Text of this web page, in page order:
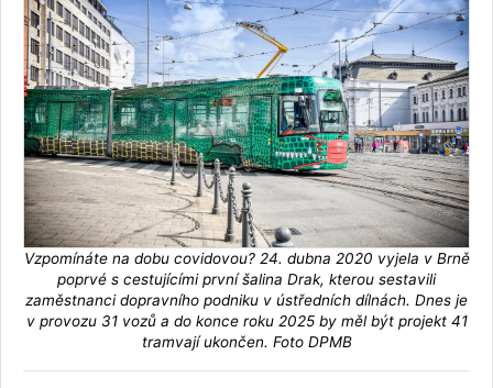
Vzpomínáte na dobu covidovou? 24. dubna 2020 vyjela v Brně
poprvé s cestujícími první šalina Drak, kterou sestavili
zaměstnanci dopravního podniku v ústředních dílnách. Dnes je
v provozu 31 vozů a do konce roku 2025 by měl být projekt 41
tramvají ukončen. Foto DPMB